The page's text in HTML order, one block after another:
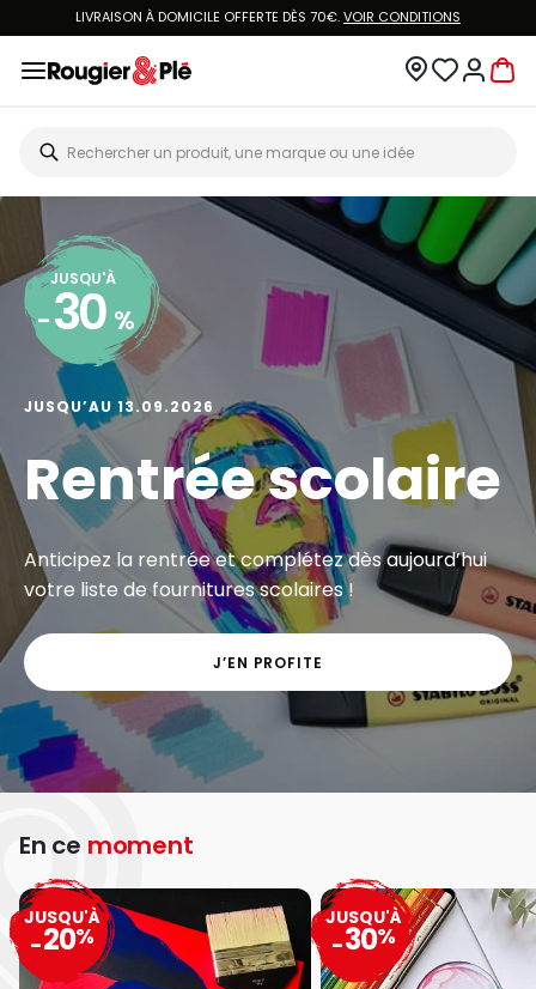
LIVRAISON À DOMICILE OFFERTE DÈS 70€.VOIR CONDITIONS
JUSQU'À
- 30 %
JUSQU’AU 13.09.2026
Rentrée scolaire
Anticipez la rentrée et complétez dès aujourd’hui
votre liste de fournitures scolaires !
J’EN PROFITE
En ce moment
JUSQU'À
-20%
JUSQU'À
-30%